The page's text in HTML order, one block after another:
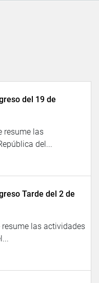
del 19 de
resume las
del...
Tarde del 2 de
las actividades